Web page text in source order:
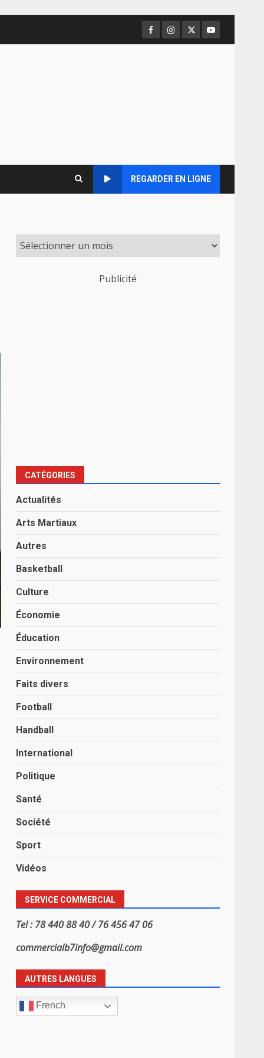
Facebook
Instagram
TwitterYoutube
REGARDER EN LIGNE
Publicité
CATÉGORIES
Actualités
Arts Martiaux
Autres
Basketball
Culture
Économie
Éducation
Environnement
Faits divers
Football
Handball
International
Politique
Santé
Société
Sport
Vidéos
SERVICE COMMERCIAL
Tel : 78 440 88 40 / 76 456 47 06
commercialb7info@gmail.com
AUTRES LANGUES
French